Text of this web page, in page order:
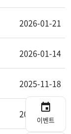
event
이벤트
2026-01-21
2026-01-14
2025-11-18
2025-10-19